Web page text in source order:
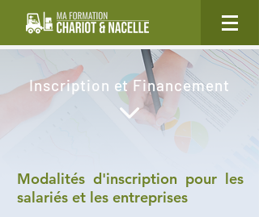
Inscription et Financement
Modalités d'inscription pour les
salariés et les entreprises